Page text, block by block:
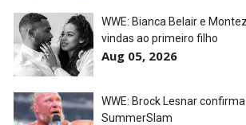
WWE: Bianca Belair e
vindas ao primeiro filho
Aug 05, 2026
WWE: Brock Lesnar
SummerSlam